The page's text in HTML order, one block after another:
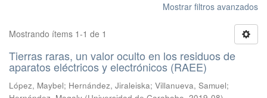
Mostrar filtros avanzados
Mostrando ítems 1-1 de 1
Tierras raras, un valor oculto en los residuos de
aparatos eléctricos y electrónicos (RAEE)
López, Maybel; Hernández, Jiraleiska; Villanueva, Samuel;